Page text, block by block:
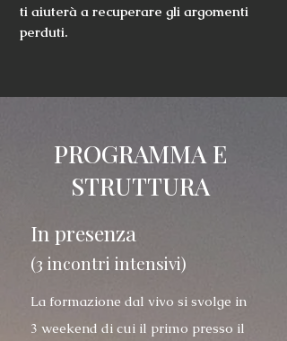
ti aiuterà a recuperare gli argomenti
perduti.
PROGRAMMA E
STRUTTURA
In presenza
(3 incontri intensivi)
La formazione dal vivo si svolge in
3 weekend di cui il primo presso il